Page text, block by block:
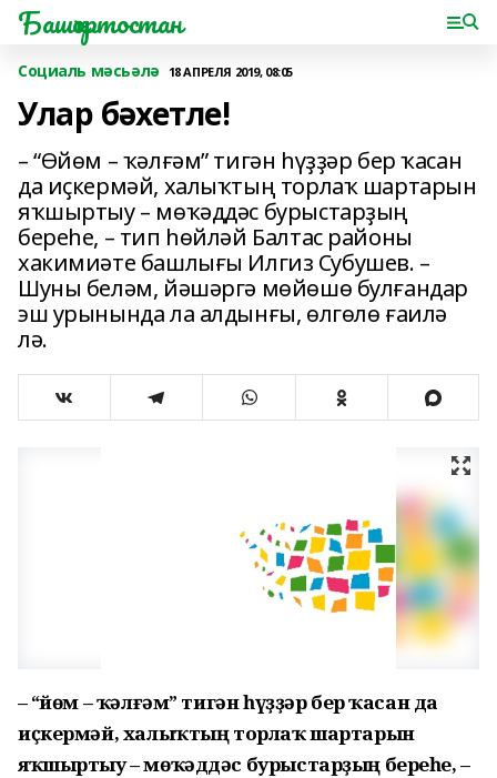
Башҡортостан
Социаль мәсьәлә 18 АПРЕЛЯ 2019, 08:05
Улар бәхетле!
– “Өйөм – ҡәлғәм” тигән һүҙҙәр бер ҡасан
да иҫкермәй, халыҡтың торлаҡ шартарын
яҡшыртыу – мөҡәддәс бурыстарҙың
береһе, – тип һөйләй Балтас районы
хакимиәте башлығы Илгиз Субушев. –
Шуны беләм, йәшәргә мөйөшө булғандар
эш урынында ла алдынғы, өлгөлө ғаилә
лә.
– “Өйөм – ҡәлғәм” тигән һүҙҙәр бер ҡасан да
иҫкермәй, халыҡтың торлаҡ шартарын
яҡшыртыу – мөҡәддәс бурыстарҙың береһе, –